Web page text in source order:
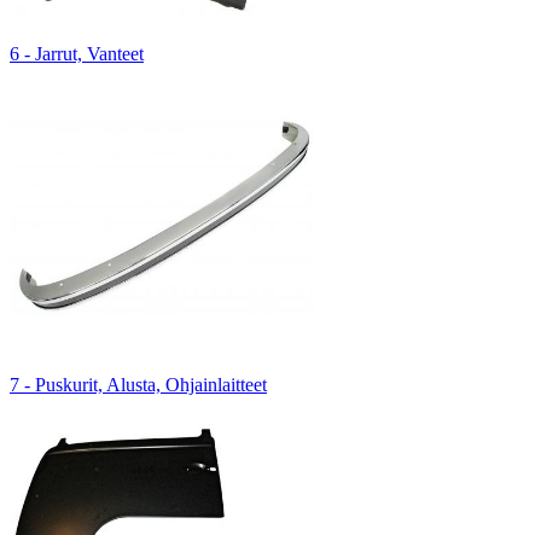
6 - Jarrut, Vanteet
7 - Puskurit, Alusta, Ohjainlaitteet